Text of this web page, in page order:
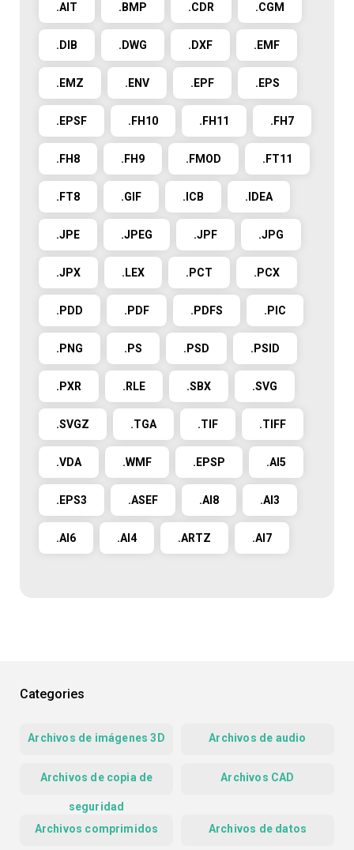
.AIT .BMP .CDR .CGM
.DIB .DWG .DXF .EMF
.EMZ .ENV .EPF .EPS
.EPSF .FH10 .FH11 .FH7
.FH8 .FH9 .FMOD .FT11
.FT8 .GIF .ICB .IDEA
.JPE .JPEG .JPF .JPG
.JPX .LEX .PCT .PCX
.PDD .PDF .PDFS .PIC
.PNG .PS .PSD .PSID
.PXR .RLE .SBX .SVG
.SVGZ .TGA .TIF .TIFF
.VDA .WMF .EPSP .AI5
.EPS3 .ASEF .AI8 .AI3
.AI6 .AI4 .ARTZ .AI7
Categories
Archivos de imágenes 3D Archivos de audio
Archivos de copia de
seguridad
Archivos CAD
Archivos comprimidos Archivos de datos